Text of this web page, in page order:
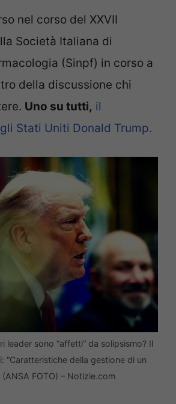
nel corso del XXVII
Società Italiana di
(Sinpf) in corso a
della discussione chi
Uno su tutti, il
Stati Uniti Donald Trump.
leader sono “affetti” da solipsismo? Il
“Caratteristiche della gestione di un
FOTO) – Notizie.com